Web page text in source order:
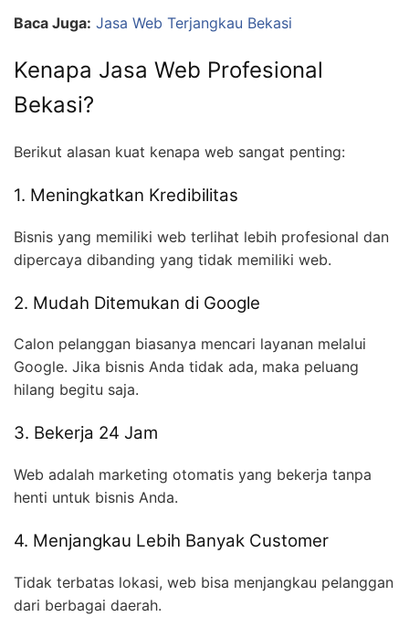
Baca Juga: Jasa Web Terjangkau Bekasi
Kenapa Jasa Web Profesional
Bekasi?
Berikut alasan kuat kenapa web sangat penting:
1. Meningkatkan Kredibilitas
Bisnis yang memiliki web terlihat lebih profesional dan
dipercaya dibanding yang tidak memiliki web.
2. Mudah Ditemukan di Google
Calon pelanggan biasanya mencari layanan melalui
Google. Jika bisnis Anda tidak ada, maka peluang
hilang begitu saja.
3. Bekerja 24 Jam
Web adalah marketing otomatis yang bekerja tanpa
henti untuk bisnis Anda.
4. Menjangkau Lebih Banyak Customer
Tidak terbatas lokasi, web bisa menjangkau pelanggan
dari berbagai daerah.